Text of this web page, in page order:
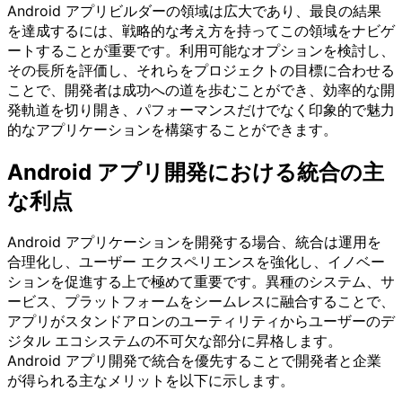
Android アプリビルダーの領域は広大であり、最良の結果
を達成するには、戦略的な考え方を持ってこの領域をナビゲ
ートすることが重要です。利用可能なオプションを検討し、
その長所を評価し、それらをプロジェクトの目標に合わせる
ことで、開発者は成功への道を歩むことができ、効率的な開
発軌道を切り開き、パフォーマンスだけでなく印象的で魅力
的なアプリケーションを構築することができます。
Android アプリ開発における統合の主
な利点
Android アプリケーションを開発する場合、統合は運用を
合理化し、ユーザー エクスペリエンスを強化し、イノベー
ションを促進する上で極めて重要です。異種のシステム、サ
ービス、プラットフォームをシームレスに融合することで、
アプリがスタンドアロンのユーティリティからユーザーのデ
ジタル エコシステムの不可欠な部分に昇格します。
Android アプリ開発で統合を優先することで開発者と企業
が得られる主なメリットを以下に示します。